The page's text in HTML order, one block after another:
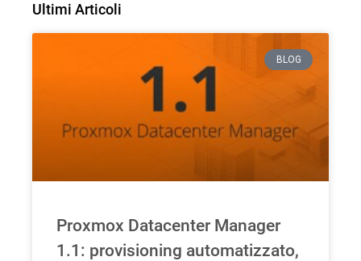
Ultimi Articoli
BLOG
Proxmox Datacenter Manager
1.1: provisioning automatizzato,